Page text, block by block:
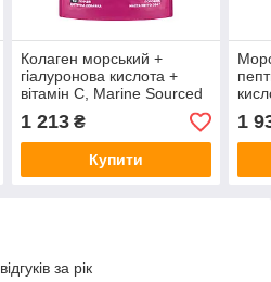
Колаген морський +
гіалуронова кислота +
вітамін C, Marine Sourced
Collagen Peptides +
Hyaluronic Acid + Vitamin
C, Biotus, 206 г
1 213₴
Купити
+
1
за рік